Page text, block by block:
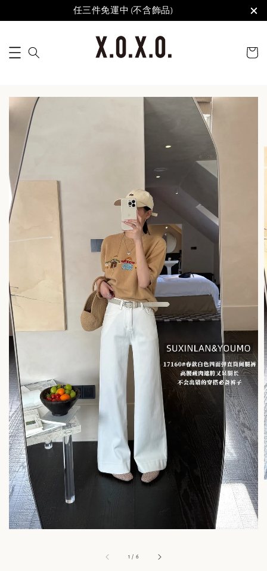
任三件免運中 (不含飾品)
1 / 6